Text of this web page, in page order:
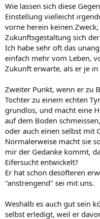
Wie lassen sich diese
Einstellung vielleicht
vorne herein keinen
Zukunftsgestaltung sich
Ich habe sehr oft das
einfach mehr vom Leben,
Zukunft erwarte, als er je
Zweiter Punkt, wenn er zu
Tochter zu einem echten
grundlos, und macht eine
auf dem Boden
oder auch einen selbst mit
Normalerweise macht sie
mir der Gedanke kommt,
Eifersucht entwickelt?
Er hat schon desöfteren
"anstrengend" sei mit uns.
Weshalb es auch gut sein
selbst erledigt, weil er